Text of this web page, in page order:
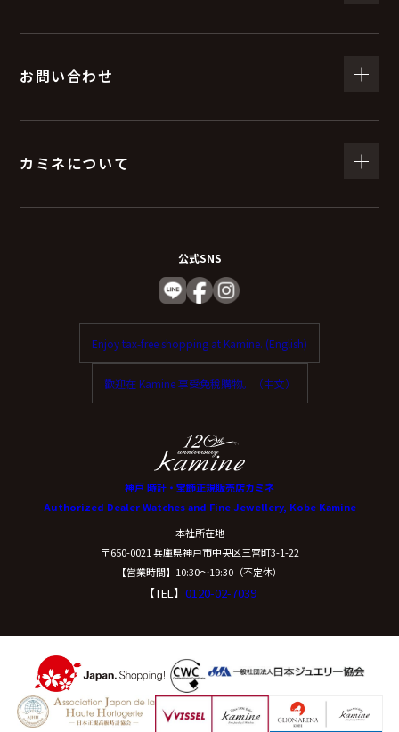
お問い合わせ
カミネについて
公式SNS
Enjoy tax-free shopping at Kamine. (English)
歡迎在 Kamine 享受免稅購物。（中文）
神戸 時計・宝飾正規販売店カミネ
Authorized Dealer Watches and Fine Jewellery, Kobe Kamine
本社所在地
〒650-0021 兵庫県神戸市中央区三宮町3-1-22
【営業時間】10:30〜19:30（不定休）
【TEL】 0120-02-7039